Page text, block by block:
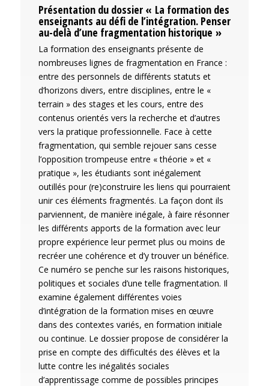
Présentation du dossier « La formation des
enseignants au défi de l’intégration. Penser
au-delà d’une fragmentation historique »
La formation des enseignants présente de
nombreuses lignes de fragmentation en France :
entre des personnels de différents statuts et
d’horizons divers, entre disciplines, entre le «
terrain » des stages et les cours, entre des
contenus orientés vers la recherche et d’autres
vers la pratique professionnelle. Face à cette
fragmentation, qui semble rejouer sans cesse
l’opposition trompeuse entre « théorie » et «
pratique », les étudiants sont inégalement
outillés pour (re)construire les liens qui pourraient
unir ces éléments fragmentés. La façon dont ils
parviennent, de manière inégale, à faire résonner
les différents apports de la formation avec leur
propre expérience leur permet plus ou moins de
recréer une cohérence et d’y trouver un bénéfice.
Ce numéro se penche sur les raisons historiques,
politiques et sociales d’une telle fragmentation. Il
examine également différentes voies
d’intégration de la formation mises en œuvre
dans des contextes variés, en formation initiale
ou continue. Le dossier propose de considérer la
prise en compte des difficultés des élèves et la
lutte contre les inégalités sociales
d’apprentissage comme de possibles principes